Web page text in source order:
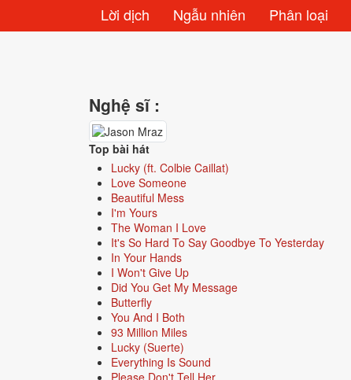
Lời dịch Ngẫu nhiên Phân loại
Nghệ sĩ :
Top bài hát
Lucky (ft. Colbie Caillat)
Love Someone
Beautiful Mess
I'm Yours
The Woman I Love
It's So Hard To Say Goodbye To Yesterday
In Your Hands
I Won't Give Up
Did You Get My Message
Butterfly
You And I Both
93 Million Miles
Lucky (Suerte)
Everything Is Sound
Please Don't Tell Her